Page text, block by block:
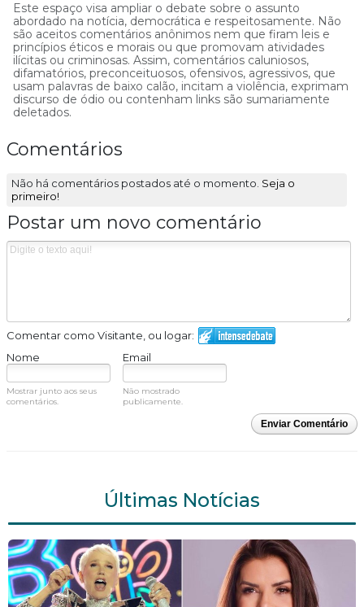
Este espaço visa ampliar o debate sobre o assunto
abordado na notícia, democrática e respeitosamente. Não
são aceitos comentários anônimos nem que firam leis e
princípios éticos e morais ou que promovam atividades
ilícitas ou criminosas. Assim, comentários caluniosos,
difamatórios, preconceituosos, ofensivos, agressivos, que
usam palavras de baixo calão, incitam a violência, exprimam
discurso de ódio ou contenham links são sumariamente
deletados.
Comentários
Não há comentários postados até o momento. Seja o
primeiro!
Postar um novo comentário
Comentar como Visitante, ou logar:
Nome
Email
Mostrar junto aos seus
comentários.
Não mostrado
publicamente.
Enviar Comentário
Últimas Notícias